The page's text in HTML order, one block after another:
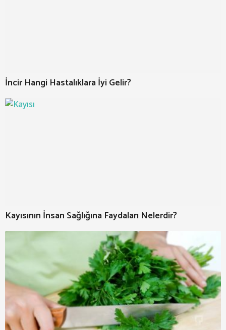
İncir Hangi Hastalıklara İyi Gelir?
Kayısının İnsan Sağlığına Faydaları Nelerdir?